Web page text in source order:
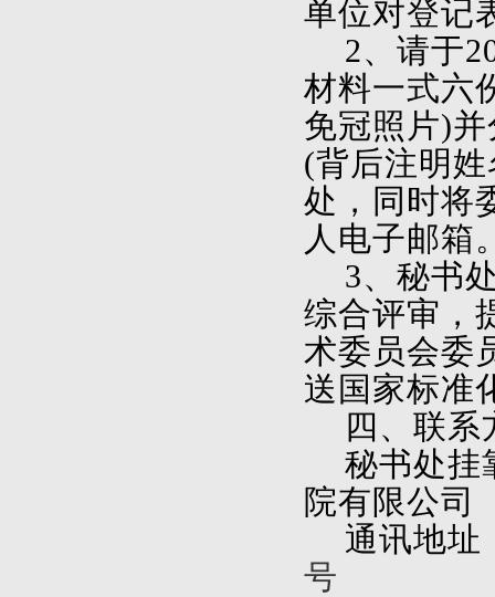
单位对登记
2、请于
材料一式六
免冠照片)
(背后注明
处，同时将
人电子邮箱
3、秘书
综合评审，
术委员会委
送国家标准
四、联系
秘书处挂
院有限公司
通讯地址
号